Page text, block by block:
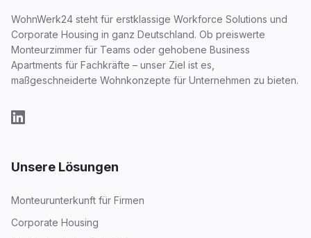
WohnWerk24 steht für erstklassige Workforce Solutions und
Corporate Housing in ganz Deutschland. Ob preiswerte
Monteurzimmer für Teams oder gehobene Business
Apartments für Fachkräfte – unser Ziel ist es,
maßgeschneiderte Wohnkonzepte für Unternehmen zu bieten.
Unsere Lösungen
Monteurunterkunft für Firmen
Corporate Housing